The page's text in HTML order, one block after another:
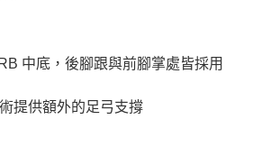
中底，後腳跟與前腳掌處皆採用
提供額外的足弓支撐